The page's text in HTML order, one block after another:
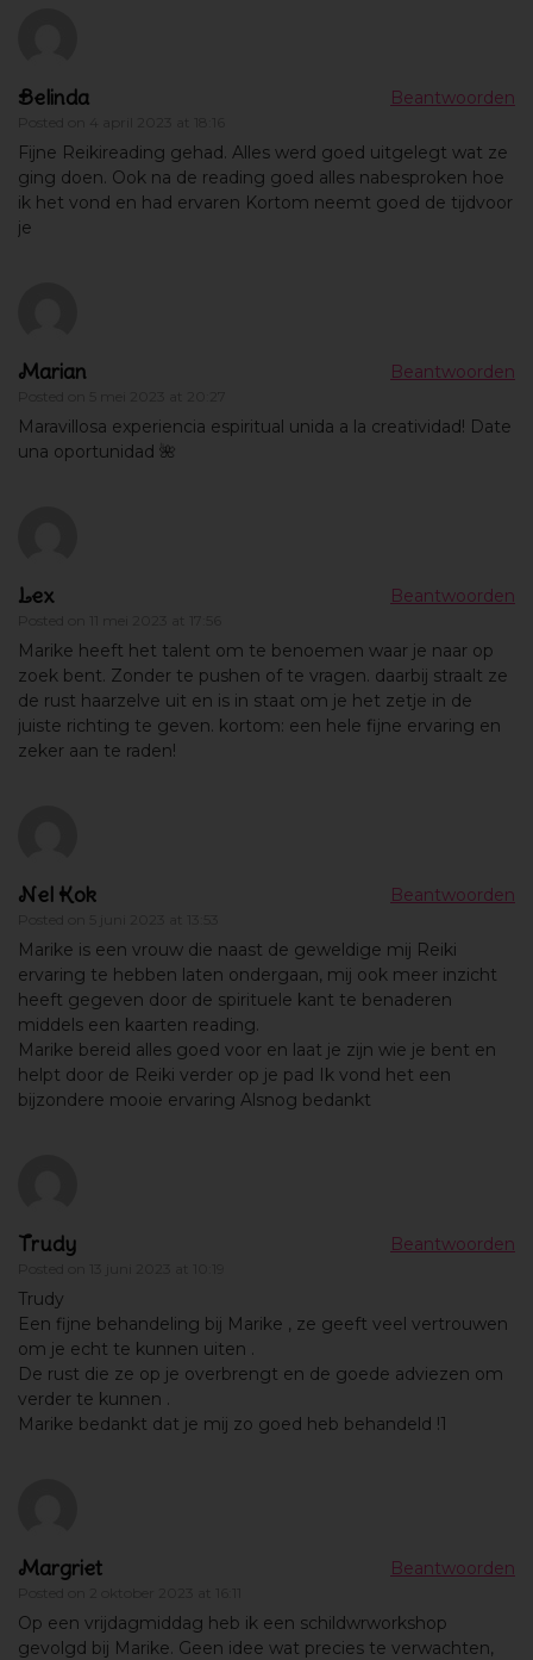
Belinda Beantwoorden
Fijne Reikireading gehad. Alles werd goed uitgelegt wat ze
ging doen. Ook na de reading goed alles nabesproken hoe
ik het vond en had ervaren Kortom neemt goed de tijdvoor
je
Marian Beantwoorden
Maravillosa experiencia espiritual unida a la creatividad! Date
una oportunidad 🌺
Lex Beantwoorden
Marike heeft het talent om te benoemen waar je naar op
zoek bent. Zonder te pushen of te vragen. daarbij straalt ze
de rust haarzelve uit en is in staat om je het zetje in de
juiste richting te geven. kortom: een hele fijne ervaring en
zeker aan te raden!
Nel Kok Beantwoorden
Marike is een vrouw die naast de geweldige mij Reiki
ervaring te hebben laten ondergaan, mij ook meer inzicht
heeft gegeven door de spirituele kant te benaderen
middels een kaarten reading.
Marike bereid alles goed voor en laat je zijn wie je bent en
helpt door de Reiki verder op je pad Ik vond het een
bijzondere mooie ervaring Alsnog bedankt
Trudy Beantwoorden
Trudy
Een fijne behandeling bij Marike , ze geeft veel vertrouwen
om je echt te kunnen uiten .
De rust die ze op je overbrengt en de goede adviezen om
verder te kunnen .
Marike bedankt dat je mij zo goed heb behandeld !1
Margriet Beantwoorden
Op een vrijdagmiddag heb ik een schildwrworkshop
gevolgd bij Marike. Geen idee wat precies te verwachten,